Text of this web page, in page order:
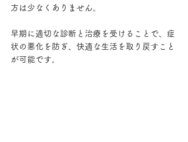
方は少なくありません。
早期に適切な診断と治療を受けることで、症
状の悪化を防ぎ、快適な生活を取り戻すこと
が可能です。